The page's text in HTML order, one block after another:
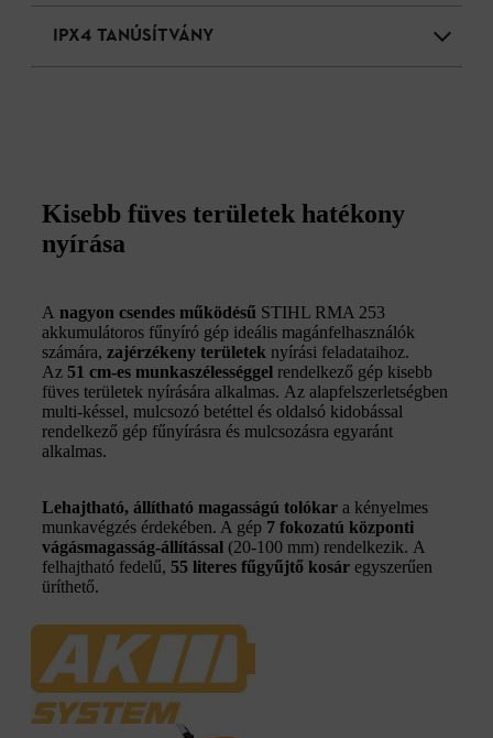
IPX4 TANÚSÍTVÁNY
Kisebb füves területek hatékony
nyírása
A nagyon csendes működésű STIHL RMA 253
akkumulátoros fűnyíró gép ideális magánfelhasználók
számára, zajérzékeny területek nyírási feladataihoz.
Az 51 cm-es munkaszélességgel rendelkező gép kisebb
füves területek nyírására alkalmas. Az alapfelszerletségben
multi-késsel, mulcsozó betéttel és oldalsó kidobással
rendelkező gép fűnyírásra és mulcsozásra egyaránt
alkalmas.
Lehajtható, állítható magasságú tolókar a kényelmes
munkavégzés érdekében. A gép 7 fokozatú központi
vágásmagasság-állítással (20-100 mm) rendelkezik. A
felhajtható fedelű, 55 literes fűgyűjtő kosár egyszerűen
üríthető.